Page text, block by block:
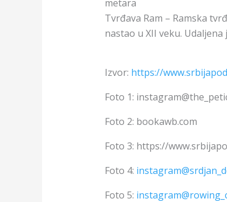
metara
Tvrđava Ram – Ramska
nastao u XII veku.
Izvor: https://
Foto 1:
Foto 2: bookawb.com
Foto 3: https://
Foto 4:
Foto 5: